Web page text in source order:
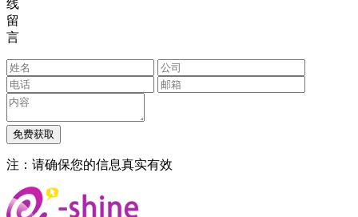
线
留
言
注：请确保您的信息真实有效